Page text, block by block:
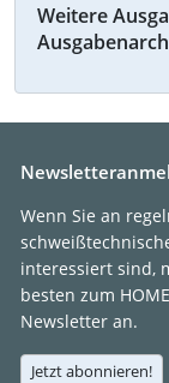
Weitere
Wenn Sie an
interessiert sind,
besten zum
Newsletter an.
Jetzt abonnieren!